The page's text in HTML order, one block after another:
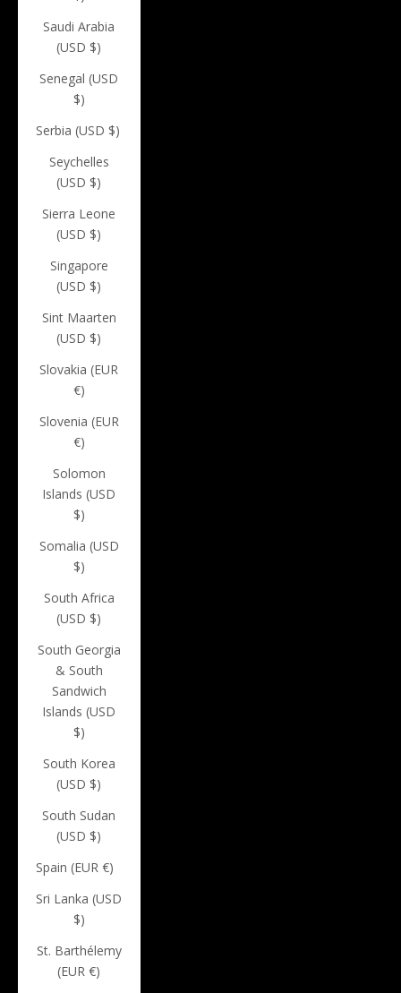
Saudi Arabia
(USD $)
Senegal (USD
$)
Serbia (USD $)
Seychelles
(USD $)
Sierra Leone
(USD $)
Singapore
(USD $)
Sint Maarten
(USD $)
Slovakia (EUR
€)
Slovenia (EUR
€)
Solomon
Islands (USD
$)
Somalia (USD
$)
South Africa
(USD $)
South Georgia
& South
Sandwich
Islands (USD
$)
South Korea
(USD $)
South Sudan
(USD $)
Spain (EUR €)
Sri Lanka (USD
$)
St. Barthélemy
(EUR €)